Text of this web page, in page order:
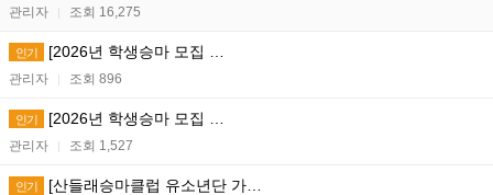
관리자 | 조회 16,275
인기 [2026년 학생승마 모집 …
관리자 | 조회 896
인기 [2026년 학생승마 모집 …
관리자 | 조회 1,527
인기 [산들래승마클럽 유소년단 가…